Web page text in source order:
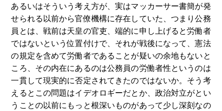
あるいはそういう考え方が、実はマッカーサー書簡が発
せられる以前から官僚機構に存在していた、つまり公務
員とは、戦前は天皇の官吏、端的に申し上げると労働者
ではないという位置付けで、それが戦後になって、憲法
の規定を含めて労働者であることが疑いの余地もないと
ころ、その内在にあるのは公務員の労働者性というのは
一貫して現実的に否定されてきたのではないか。そう考
えるとこの問題はイデオロギーだとか、政治対立がとい
うことの以前にもっと根深いものがあって少し深刻なの